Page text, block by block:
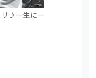
リ♪一生に一